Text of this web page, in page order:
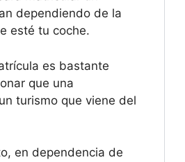
dependiendo de la
esté tu coche.
es bastante
que una
turismo que viene del
en dependencia de